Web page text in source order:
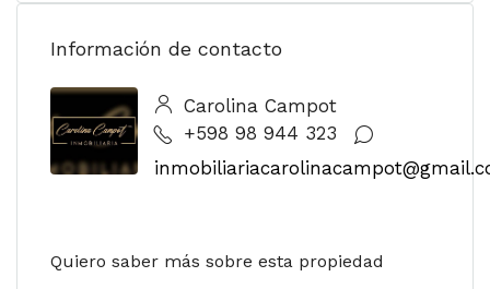
Información de contacto
Carolina Campot
+598 98 944 323
Quiero saber más sobre esta propiedad